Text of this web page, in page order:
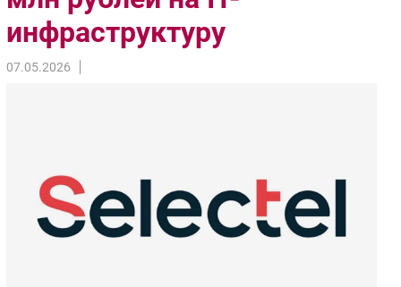
Фиксированная связь
Интеграция
Рынок ПК
Outsourcing
Кадры
Регулирование
инфраструктуру
07.05.2026